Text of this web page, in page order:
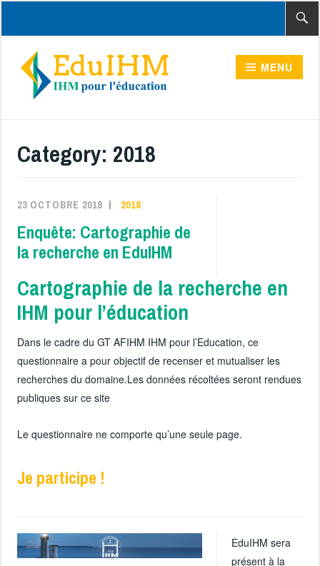
au
contenu
principal
MENU
Category: 2018
23 OCTOBRE 2018 2018
Enquête: Cartographie de
la recherche en EduIHM
Cartographie de la recherche en
IHM pour l’éducation
Dans le cadre du GT AFIHM IHM pour l’Education, ce
questionnaire a pour objectif de recenser et mutualiser les
recherches du domaine.Les données récoltées seront rendues
publiques sur ce site
Le questionnaire ne comporte qu’une seule page.
Je participe !
EduIHM sera
présent à la